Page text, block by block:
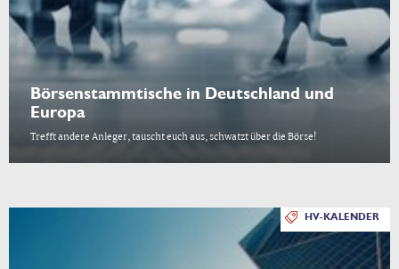
Börsenstammtische in Deutschland und
Europa
Trefft andere Anleger, tauscht euch aus, schwatzt über die Börse!
HV-KALENDER